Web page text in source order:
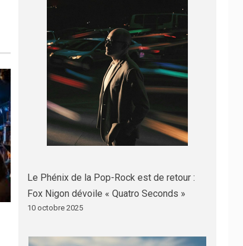
Le Phénix de la Pop-Rock est de retour :
Fox Nigon dévoile « Quatro Seconds »
10 octobre 2025